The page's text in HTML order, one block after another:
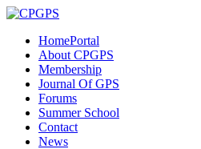
HomePortal
About CPGPS
Membership
Journal Of GPS
Forums
Summer School
Contact
News